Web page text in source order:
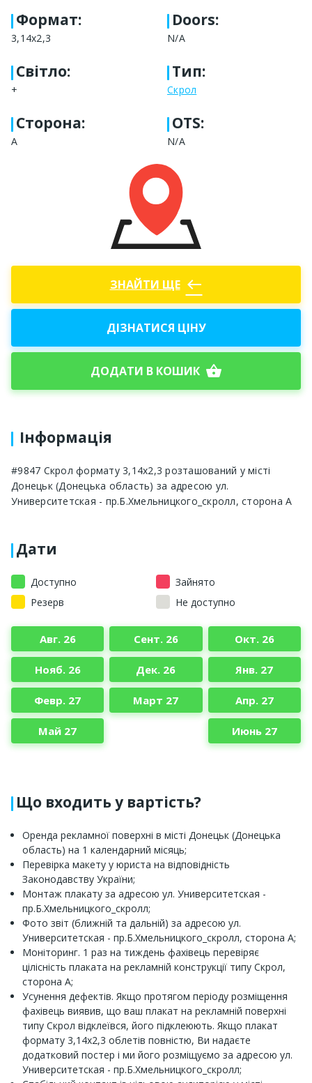
Формат:
3,14x2,3
Doors:
N/A
Світло:
+
Тип:
Скрол
Сторона:
A
OTS:
N/A
ЗНАЙТИ ЩЕ west
ДІЗНАТИСЯ ЦІНУ
ДОДАТИ В КОШИК shopping_basket
Інформація
#9847 Скрол формату 3,14x2,3 розташований у місті
Донецьк (Донецька область) за адресою ул.
Университетская - пр.Б.Хмельницкого_скролл, сторона A
Дати
Доступно
Зайнято
Резерв
Не доступно
Авг. 26 Сент. 26 Окт. 26
Нояб. 26 Дек. 26 Янв. 27
Февр. 27 Март 27 Апр. 27
Май 27 Июнь 27
Що входить у вартість?
Оренда рекламної поверхні в місті Донецьк (Донецька
область) на 1 календарний місяць;
Перевірка макету у юриста на відповідність
Законодавству України;
Монтаж плакату за адресою ул. Университетская -
пр.Б.Хмельницкого_скролл;
Фото звіт (ближній та дальній) за адресою ул.
Университетская - пр.Б.Хмельницкого_скролл, сторона A;
Моніторинг. 1 раз на тиждень фахівець перевіряє
цілісність плаката на рекламній конструкції типу Скрол,
сторона A;
Усунення дефектів. Якщо протягом періоду розміщення
фахівець виявив, що ваш плакат на рекламній поверхні
типу Скрол відклеївся, його підклеюють. Якщо плакат
формату 3,14x2,3 облетів повністю, Ви надаєте
додатковий постер і ми його розміщуємо за адресою ул.
Университетская - пр.Б.Хмельницкого_скролл;